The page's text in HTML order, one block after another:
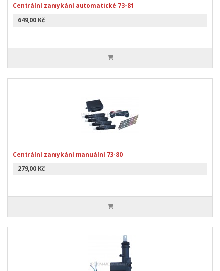
Centrální zamykání automatické 73-81
649,00 Kč
Centrální zamykání manuální 73-80
279,00 Kč